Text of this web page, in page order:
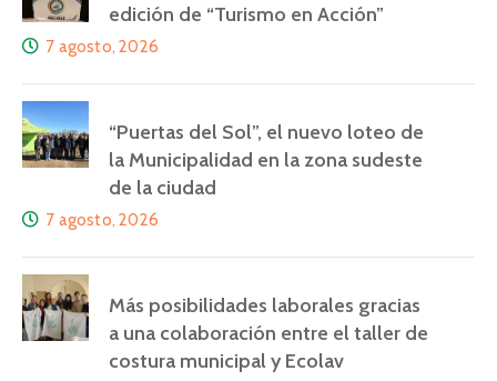
edición de “Turismo en Acción”
7 agosto, 2026
“Puertas del Sol”, el nuevo loteo de
la Municipalidad en la zona sudeste
de la ciudad
7 agosto, 2026
Más posibilidades laborales gracias
a una colaboración entre el taller de
costura municipal y Ecolav